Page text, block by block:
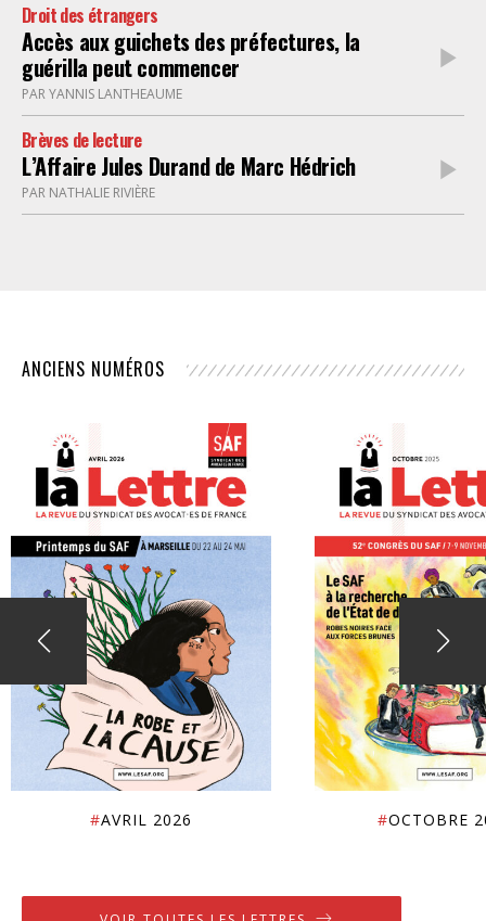
Droit des étrangers
Accès aux guichets des préfectures, la
guérilla peut commencer
PAR YANNIS LANTHEAUME
Brèves de lecture
L’Affaire Jules Durand de Marc Hédrich
PAR NATHALIE RIVIÈRE
ANCIENS NUMÉROS
#AVRIL 2026 #OCTOBRE